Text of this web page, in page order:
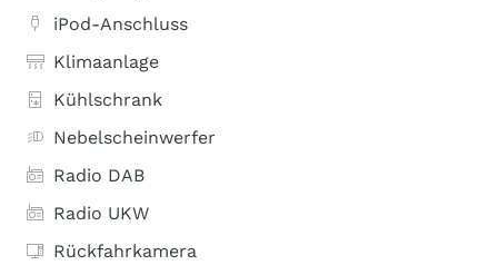
iPod-Anschluss
Klimaanlage
Kühlschrank
Nebelscheinwerfer
Radio DAB
Radio UKW
Rückfahrkamera